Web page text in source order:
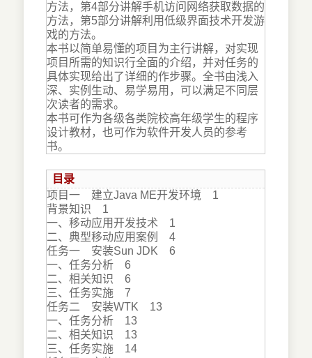
方法，第4部分讲解手机访问网络获取数据的
方法，第5部分讲解利用低级界面技术开发游
戏的方法。
本书以简单易懂的项目为主行讲解，对实现
项目所需的知识行全面的介绍，并对任务的
具体实现给出了详细的作步骤。全书由浅入
深、实例生动、易学易用，可以满足不同层
次读者的需求。
本书可作为各级各类院校高年级学生的程序
设计教材，也可作为软件开发人员的参考
书。
目录
项目一 建立Java ME开发环境 1
背景知识 1
一、移动应用开发技术 1
二、典型移动应用案例 4
任务一 安装Sun JDK 6
一、任务分析 6
二、相关知识 6
三、任务实施 7
任务二 安装WTK 13
一、任务分析 13
二、相关知识 13
三、任务实施 14